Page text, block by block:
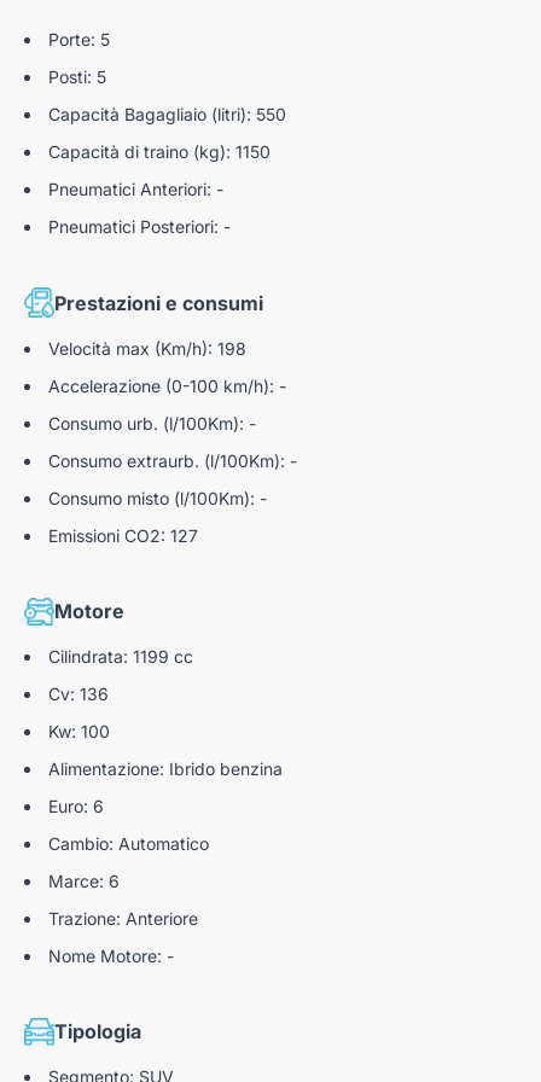
Porte: 5
Posti: 5
Capacità Bagagliaio (litri): 550
Capacità di traino (kg): 1150
Pneumatici Anteriori: -
Pneumatici Posteriori: -
Prestazioni e consumi
Velocità max (Km/h): 198
Accelerazione (0-100 km/h): -
Consumo urb. (l/100Km): -
Consumo extraurb. (l/100Km): -
Consumo misto (l/100Km): -
Emissioni CO2: 127
Motore
Cilindrata: 1199 cc
Cv: 136
Kw: 100
Alimentazione: Ibrido benzina
Euro: 6
Cambio: Automatico
Marce: 6
Trazione: Anteriore
Nome Motore: -
Tipologia
Segmento: SUV